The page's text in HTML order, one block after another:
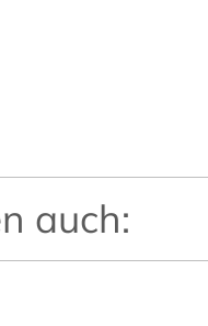
auch: